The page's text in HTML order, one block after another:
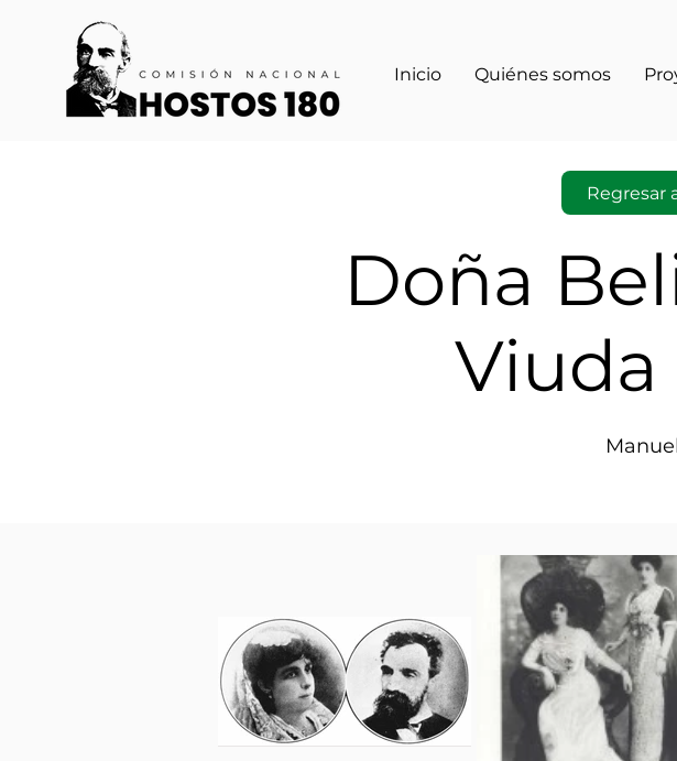
Inicio Quiénes somos
Regresar
Doña
Viuda